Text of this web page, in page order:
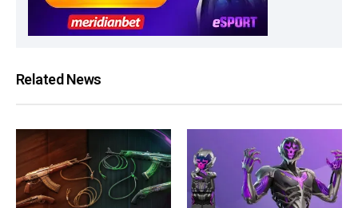
Related News